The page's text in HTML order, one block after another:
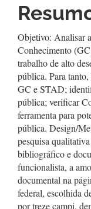
Objetivo: Analisar
Conhecimento
trabalho de alto
pública. Para
GC e STAD;
pública; verificar
ferramenta para
pública. Design/
pesquisa
bibliográfico e
funcionalista, a
documental na
federal, escolhida
por treze campi,